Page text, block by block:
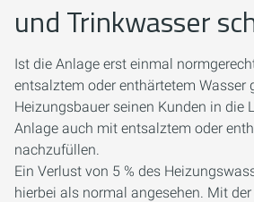
und Trinkwasser
Ist die Anlage erst einmal
entsalztem oder enthärtetem Wasser
Heizungsbauer seinen Kunden in die
Anlage auch mit entsalztem oder
nachzufüllen.
Ein Verlust von 5 % des
hierbei als normal angesehen. Mit der